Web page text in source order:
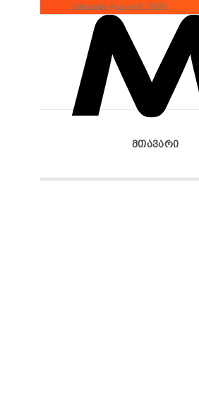
Saturday, August 8, 2026
ᲛᲗᲐᲕᲐᲠᲘ